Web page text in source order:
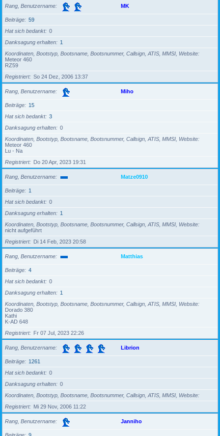
Rang, Benutzername MK
Beiträge
59
Hat sich bedankt
0
Danksagung erhalten
1
Koordinaten, Bootstyp, Bootsname, Bootsnummer, Callsign, ATIS, MMSI, Website
Meteor 460
RZ59
Registriert
So 24 Dez, 2006 13:37
Rang, Benutzername Miho
Beiträge
15
Hat sich bedankt
3
Danksagung erhalten
0
Koordinaten, Bootstyp, Bootsname, Bootsnummer, Callsign, ATIS, MMSI, Website
Meteor 460
Lu - Na
Registriert
Do 20 Apr, 2023 19:31
Rang, Benutzername Matze0910
Beiträge
1
Hat sich bedankt
0
Danksagung erhalten
1
Koordinaten, Bootstyp, Bootsname, Bootsnummer, Callsign, ATIS, MMSI, Website
nicht aufgeführt
Registriert
Di 14 Feb, 2023 20:58
Rang, Benutzername Matthias
Beiträge
4
Hat sich bedankt
0
Danksagung erhalten
1
Koordinaten, Bootstyp, Bootsname, Bootsnummer, Callsign, ATIS, MMSI, Website
Dorado 380
Kathi
K-AD 648
Registriert
Fr 07 Jul, 2023 22:26
Rang, Benutzername Librion
Beiträge
1261
Hat sich bedankt
0
Danksagung erhalten
0
Koordinaten, Bootstyp, Bootsname, Bootsnummer, Callsign, ATIS, MMSI, Website
Registriert
Mi 29 Nov, 2006 11:22
Rang, Benutzername Janniho